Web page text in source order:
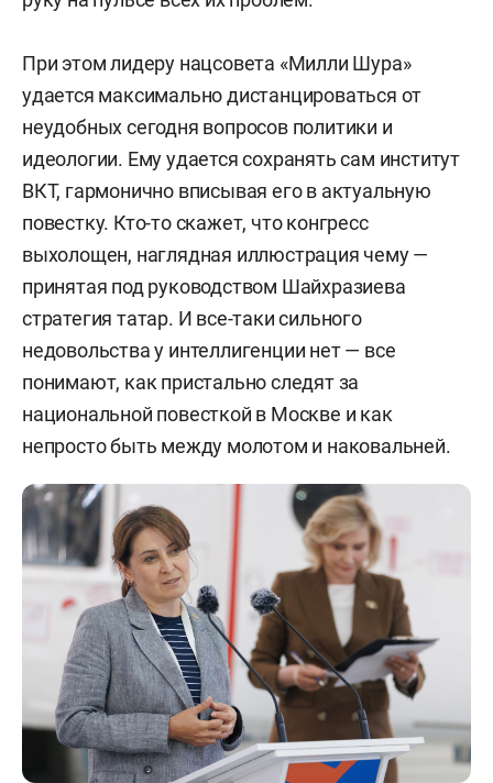
При этом лидеру нацсовета «Милли Шура»
удается максимально дистанцироваться от
неудобных сегодня вопросов политики и
идеологии. Ему удается сохранять сам институт
ВКТ, гармонично вписывая его в актуальную
повестку. Кто-то скажет, что конгресс
выхолощен, наглядная иллюстрация чему —
принятая под руководством Шайхразиева
стратегия татар. И все-таки сильного
недовольства у интеллигенции нет — все
понимают, как пристально следят за
национальной повесткой в Москве и как
непросто быть между молотом и наковальней.